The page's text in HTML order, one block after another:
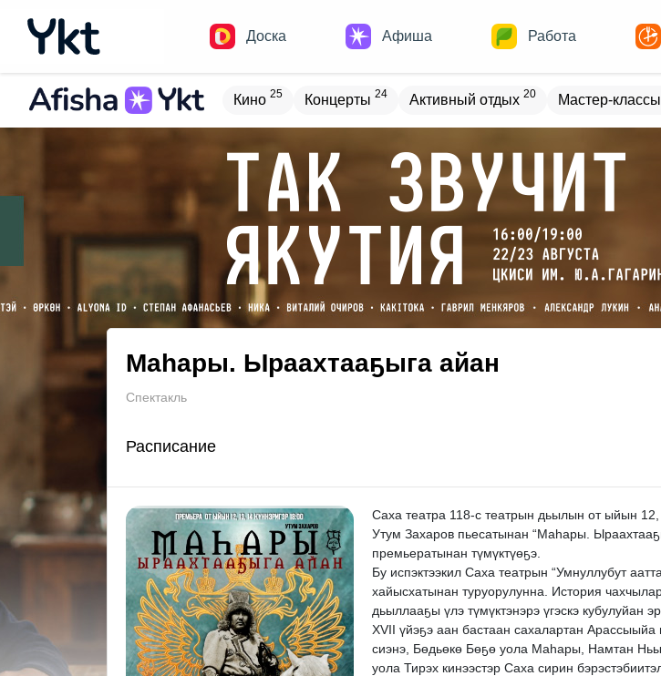
Доска Афиша Работа
Домики Новостройки Места
Кино 25 Концерты 24 Активный отдых 20 Мастер-классы
Встречи Детям Вечеринки Спорт Выставки
Туризм 19 Обучение 4 Квесты 8 Зарубежное Разное
Маһары. Ыраахтааҕыга айан
Спектакль
Расписание
Саха театра 118-с театрын дьылын от ыйын 12,
Утум Захаров пьесатынан “Маһары.
премьератынан түмүктүөҕэ.
Бу испэктээкил Саха театрын “Умнуллубут
хайысхатынан туруорулунна. История
дьыллааҕы үлэ түмүктэнэрэ үгэскэ кубулуйан
XVII үйэҕэ аан бастаан сахалартан
сиэнэ, Бөдьөкө Бөҕө уола Маһары, Намтан
уола Тирэх кинээстэр Саха сирин